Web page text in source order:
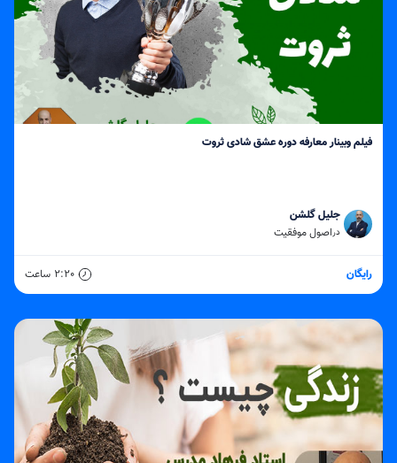
فیلم وبینار معارفه دوره عشق شادی ثروت
جلیل گلشن
در اصول موفقیت
رایگان 2:20 ساعت